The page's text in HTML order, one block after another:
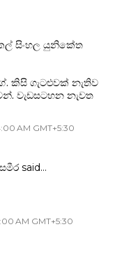
සිංහල යුනිකේත
කිසි ගැටළුවක් නැතිව
වැඩසටහන නැවත
AM GMT+5:30
said…
AM GMT+5:30